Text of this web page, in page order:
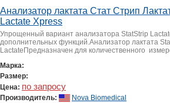
Анализатор лактата Стат Стрип
Lactate Xpress
Упрощенный вариант анализатора StatStrip
дополнительных функций.Анализатор лактата
LactateПредназначен для количественного
Марка:
Размер:
Цена: по запросу
Производитель:
Nova Biomedical